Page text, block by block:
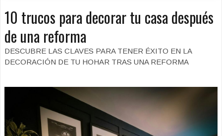
10 trucos para decorar tu casa después
de una reforma
DESCUBRE LAS CLAVES PARA TENER ÉXITO EN LA
DECORACIÓN DE TU HOHAR TRAS UNA REFORMA